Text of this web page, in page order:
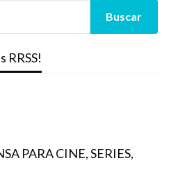
RRSS!
PARA CINE, SERIES,